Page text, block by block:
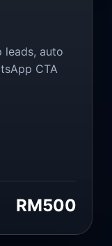
auto
CTA
RM500